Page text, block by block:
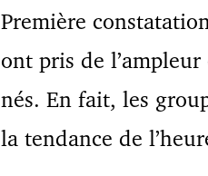
Première
ont pris de
nés. En fait, les
la tendance de